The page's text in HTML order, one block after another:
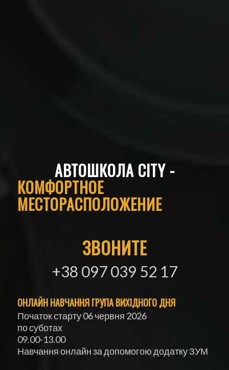
АВТОШКОЛА CITY -
КОМФОРТНОЕ
МЕСТОРАСПОЛОЖЕНИЕ
ЗВОНИТЕ
+38 097 039 52 17
ОНЛАЙН НАВЧАННЯ ГРУПА ВИХІДНОГО ДНЯ
Початок старту 06 червня 2026
по суботах
09.00-13.00
Навчання онлайн за допомогою додатку ЗУМ